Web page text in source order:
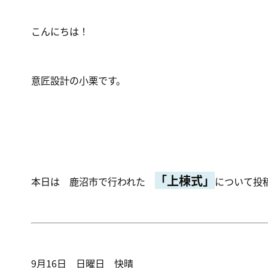
こんにちは！
意匠設計の小栗です。
本日は 鹿沼市で行われた 「上棟式」 について投
9月16日 日曜日 快晴